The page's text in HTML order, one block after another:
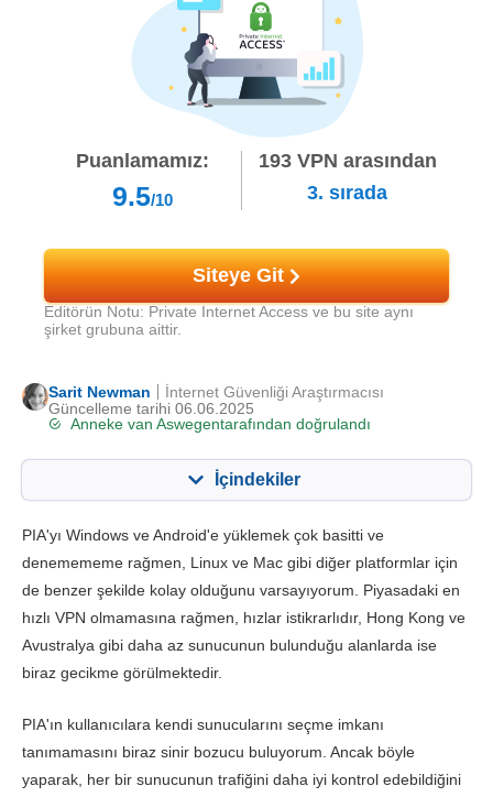
Puanlamamız:
9.5/10
193VPN arasından
3. sırada
Siteye Git
Editörün Notu: Private Internet Access ve bu site aynı
şirket grubuna aittir.
Sarit Newman
Güncelleme tarihi 06.06.2025
Anneke van Aswegentarafından doğrulandı
İnternet Güvenliği Araştırmacısı
İçindekiler
Önemli Özellikler 9.5
Kurulum ve Uygulamalar 9.6
Güvenilirlik & Destek
PIA'yı Windows ve Android'e yüklemek çok basitti ve
denemememe rağmen, Linux ve Mac gibi diğer platformlar için
de benzer şekilde kolay olduğunu varsayıyorum. Piyasadaki en
hızlı VPN olmamasına rağmen, hızlar istikrarlıdır, Hong Kong ve
Avustralya gibi daha az sunucunun bulunduğu alanlarda ise
biraz gecikme görülmektedir.
PIA'ın kullanıcılara kendi sunucularını seçme imkanı
tanımamasını biraz sinir bozucu buluyorum. Ancak böyle
yaparak, her bir sunucunun trafiğini daha iyi kontrol edebildiğini